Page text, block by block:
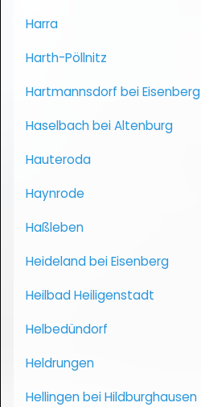
Harra
Harth-Pöllnitz
Hartmannsdorf bei Eisenberg
Haselbach bei Altenburg
Hauteroda
Haynrode
Haßleben
Heideland bei Eisenberg
Heilbad Heiligenstadt
Helbedündorf
Heldrungen
Hellingen bei Hildburghausen